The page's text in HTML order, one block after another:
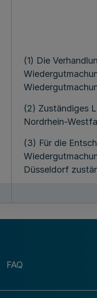
(1) Die
(2) Zuständiges
Nordrhein-
(3) Für die
Düsseldorf
FAQ